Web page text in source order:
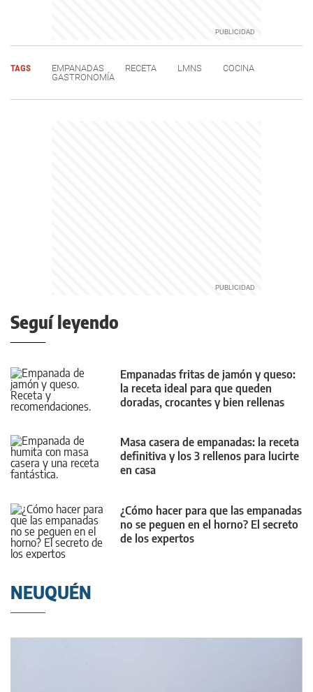
TAGS EMPANADAS RECETA LMNS
COCINA
GASTRONOMÍA
Seguí leyendo
Empanadas fritas de jamón y queso:
la receta ideal para que queden
doradas, crocantes y bien rellenas
Masa casera de empanadas: la receta
definitiva y los 3 rellenos para lucirte
en casa
¿Cómo hacer para que las empanadas
no se peguen en el horno? El secreto
de los expertos
NEUQUÉN